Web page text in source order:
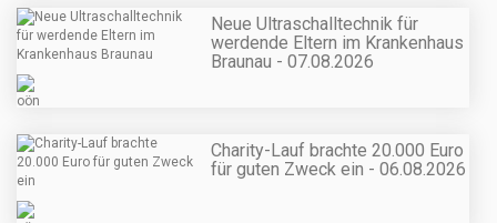
Neue Ultraschalltechnik für
werdende Eltern im Krankenhaus
Braunau - 07.08.2026
Charity-Lauf brachte 20.000 Euro
für guten Zweck ein - 06.08.2026